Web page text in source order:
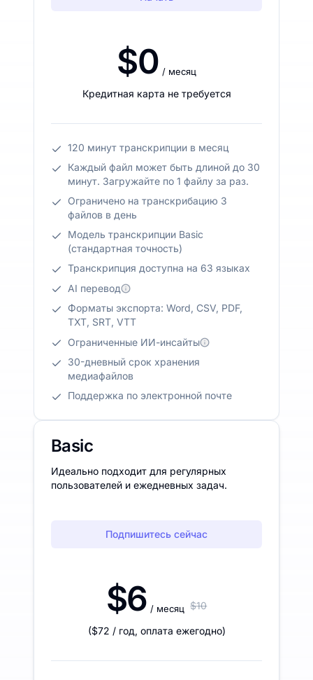
$0 / месяц
Кредитная карта не требуется
120 минут транскрипции в месяц
Каждый файл может быть длиной до 30
минут. Загружайте по 1 файлу за раз.
Ограничено на транскрибацию 3
файлов в день
Модель транскрипции Basic
(стандартная точность)
Транскрипция доступна на 63 языках
AI перевод
Форматы экспорта: Word, CSV, PDF,
TXT, SRT, VTT
Ограниченные ИИ-инсайты
30-дневный срок хранения
медиафайлов
Поддержка по электронной почте
Basic
Идеально подходит для регулярных
пользователей и ежедневных задач.
Подпишитесь сейчас
$6 / месяц $10
($72 / год, оплата ежегодно)